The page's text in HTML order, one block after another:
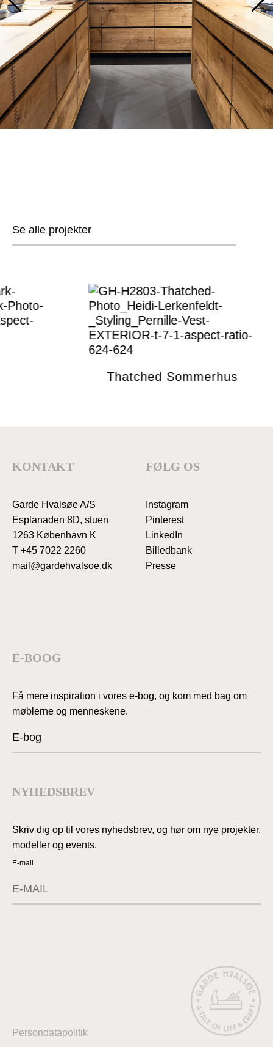
Se alle projekter
Thatched Sommerhus
KONTAKT
Garde Hvalsøe A/S
Esplanaden 8D, stuen
1263 København K
T +45 7022 2260
mail@gardehvalsoe.dk
FØLG OS
Instagram
Pinterest
LinkedIn
Billedbank
Presse
E-BOOG
Få mere inspiration i vores e-bog, og kom med bag om
møblerne og menneskene.
E-bog
NYHEDSBREV
Skriv dig op til vores nyhedsbrev, og hør om nye projekter,
modeller og events.
E-mail
Persondatapolitik